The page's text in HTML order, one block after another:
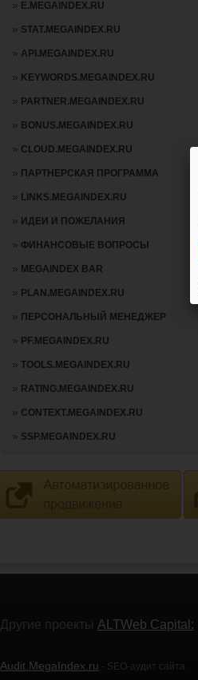
E.MEGAINDEX.RU
STAT.MEGAINDEX.RU
API.MEGAINDEX.RU
KEYWORDS.MEGAINDEX.RU
PARTNER.MEGAINDEX.RU
BONUS.MEGAINDEX.RU
CLOUD.MEGAINDEX.RU
ПАРТНЕРСКАЯ ПРОГРАММА
LINKS.MEGAINDEX.RU
ИДЕИ И ПОЖЕЛАНИЯ
ФИНАНСОВЫЕ ВОПРОСЫ
MEGAINDEX BAR
PLAN.MEGAINDEX.RU
ПЕРСОНАЛЬНЫЙ МЕНЕДЖЕР
PF.MEGAINDEX.RU
TOOLS.MEGAINDEX.RU
RATING.MEGAINDEX.RU
CONTEXT.MEGAINDEX.RU
SSP.MEGAINDEX.RU
Другие проекты ALTWeb Capital:
Audit.MegaIndex.ru - SEO-аудит сайта